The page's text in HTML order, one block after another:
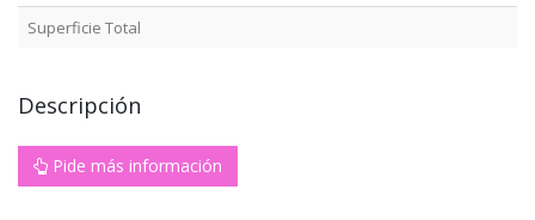
Superficie Total
Descripción
Pide más información